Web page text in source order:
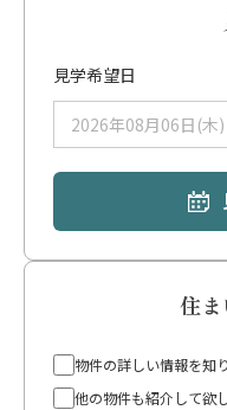
※管理費・修繕積立金は、管
途発生する場合があります。
※物件購入時には、仲介手数
料、印紙税等の「諸費用」が別
※住宅ローン控除や各種給付
別の条件により適用可否が異
見学希望日
住
物件の詳しい情報を知
他の物件も紹介して欲